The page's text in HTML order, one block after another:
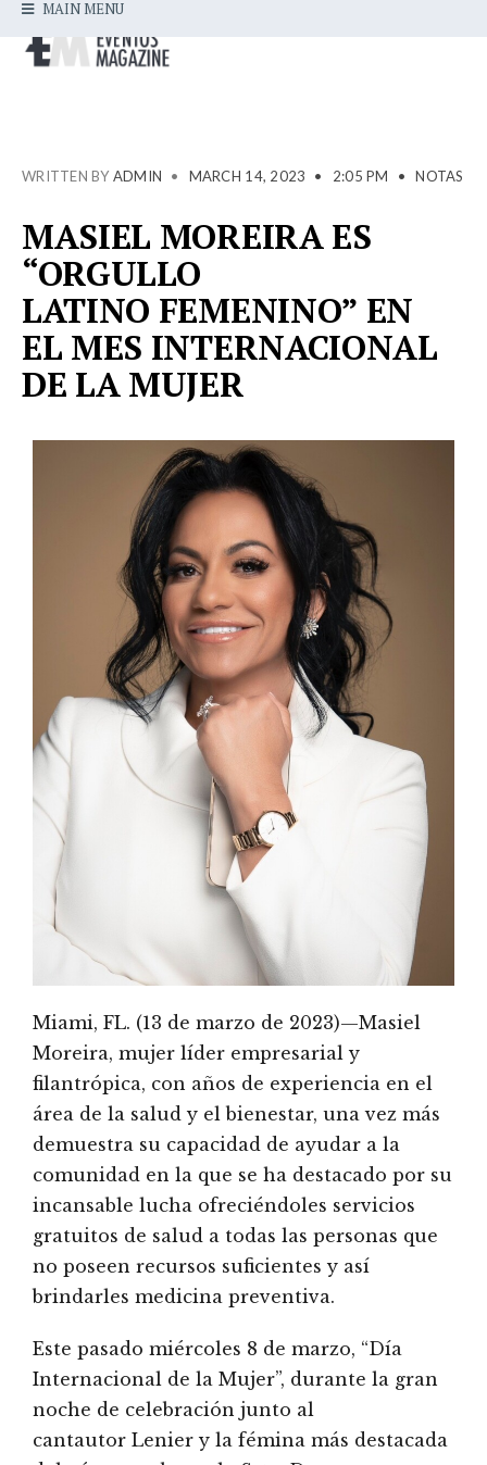
MAIN MENU
WRITTEN BY ADMIN • MARCH 14, 2023 • 2:05 PM • NOTAS
MASIEL MOREIRA ES
“ORGULLO
LATINO FEMENINO” EN
EL MES INTERNACIONAL
DE LA MUJER
Miami, FL. (13 de marzo de 2023)—Masiel
Moreira, mujer líder empresarial y
filantrópica, con años de experiencia en el
área de la salud y el bienestar, una vez más
demuestra su capacidad de ayudar a la
comunidad en la que se ha destacado por su
incansable lucha ofreciéndoles servicios
gratuitos de salud a todas las personas que
no poseen recursos suficientes y así
brindarles medicina preventiva.
Este pasado miércoles 8 de marzo, “Día
Internacional de la Mujer”, durante la gran
noche de celebración junto al
cantautor Lenier y la fémina más destacada